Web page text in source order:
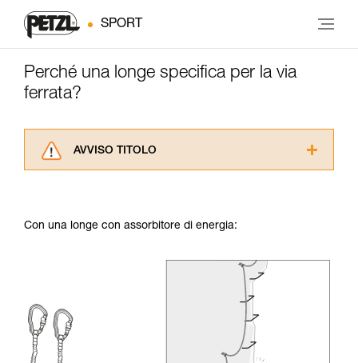
SPORT
Perché una longe specifica per la via
ferrata?
AVVISO TITOLO
informazioni dell’istruzione tecnica per poter
La padronanza di queste tecniche richiede una
formazione ed un addestramento specifico.
Verificate con un professionista la vostra
capacità di rifare la manovra, da soli, in piena
sicurezza, prima di riprodurla autonomamente.
Forniamo esempi di tecniche relative alla vostra
attività. Ne possono esistere altre che non
Con una longe con assorbitore di energia: